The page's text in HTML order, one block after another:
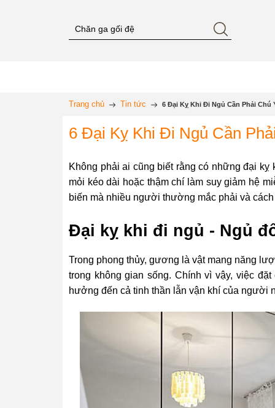
Trang chủ Tin tức 6 Đại Kỵ Khi Đi Ngủ Cần Phải Chú
6 Đại Kỵ Khi Đi Ngủ Cần
Không phải ai cũng biết rằng có những đại
mỏi kéo dài hoặc thậm chí làm suy giảm hệ
biến mà nhiều người thường mắc phải và
Đại kỵ khi đi ngủ - Ngủ
Trong phong thủy, gương là vật mang năng
trong không gian sống. Chính vì vậy, việc
hưởng đến cả tinh thần lẫn vận khí của người